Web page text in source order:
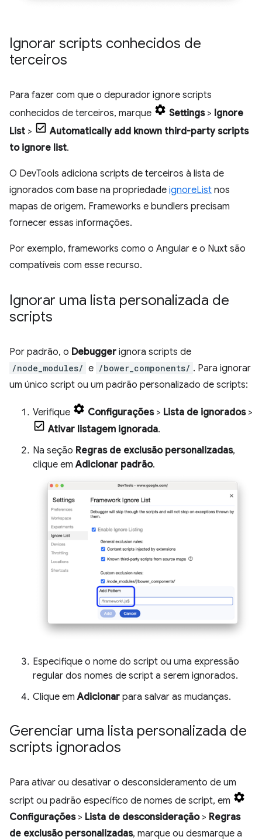
Ignorar scripts conhecidos de
terceiros
Para fazer com que o depurador ignore scripts
conhecidos de terceiros, marque
Settings> Ignore
List >
Automatically add known third-party scripts
to ignore list.
O DevTools adiciona scripts de terceiros à lista de
ignorados com base na propriedade ignoreList nos
mapas de origem. Frameworks e bundlers precisam
fornecer essas informações.
Por exemplo, frameworks como o Angular e o Nuxt são
compatíveis com esse recurso.
Ignorar uma lista personalizada de
scripts
Por padrão, o Debugger ignora scripts de
/node_modules/ e /bower_components/ . Para ignorar
um único script ou um padrão personalizado de scripts:
Verifique Configurações> Lista de ignorados>
Ativar listagem ignorada.
Na seção Regras de exclusão personalizadas,
clique emAdicionar padrão.
Especifique o nome do script ou uma expressão
regular dos nomes de script a serem ignorados.
Clique emAdicionar para salvar as mudanças.
Gerenciar uma lista personalizada de
scripts ignorados
Para ativar ou desativar o desconsideramento de um
script ou padrão específico de nomes de script, em
Configurações> Lista de desconsideração> Regras
de exclusão personalizadas, marque ou desmarque a